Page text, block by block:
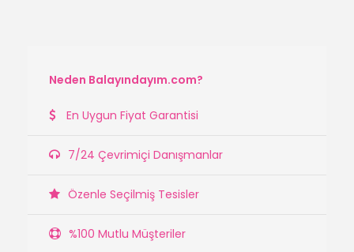
Neden Balayındayım.com?
En Uygun Fiyat Garantisi
7/24 Çevrimiçi Danışmanlar
Özenle Seçilmiş Tesisler
%100 Mutlu Müşteriler